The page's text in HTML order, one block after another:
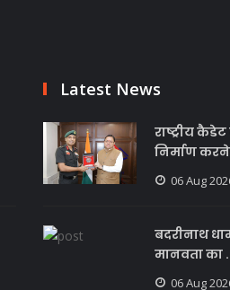
Latest News
राष्ट्रीय
निर्माण
06 Aug
बदरीनाथ
मानवता का
06 Aug